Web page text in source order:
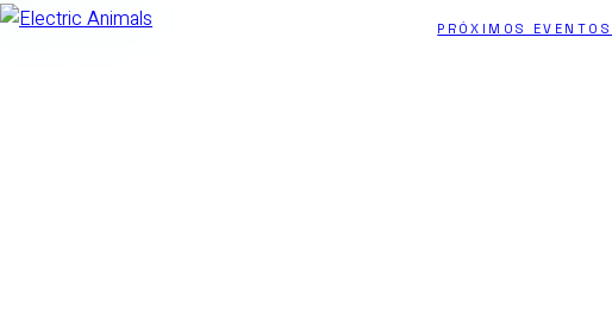
PRÓXIMOS EVENTOS